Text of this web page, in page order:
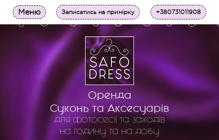
Оренда
Суконь та Аксесуарів
для фотосесії та заходів
на годину та на добу
Меню Записатись на примірку +380731011908